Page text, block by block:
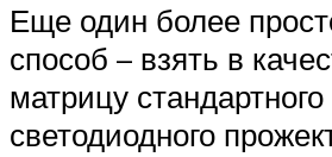
Еще один более
способ – взять в
матрицу стандартного
светодиодного